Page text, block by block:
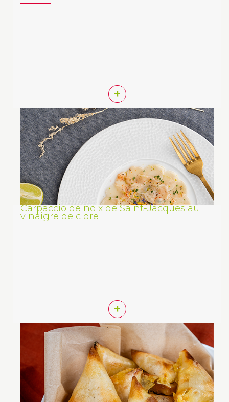
…
+
Carpaccio de noix de Saint-Jacques au
vinaigre de cidre
…
+